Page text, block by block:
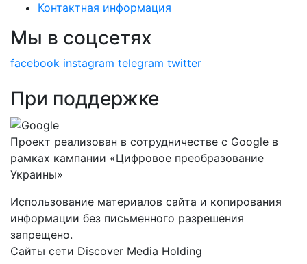
Контактная информация
Мы в соцсетях
facebook instagram telegram twitter
При поддержке
Проект реализован в сотрудничестве с Google в
рамках кампании «Цифровое преобразование
Украины»
Использование материалов сайта и копирования
информации без письменного разрешения
запрещено.
Сайты сети Discover Media Holding